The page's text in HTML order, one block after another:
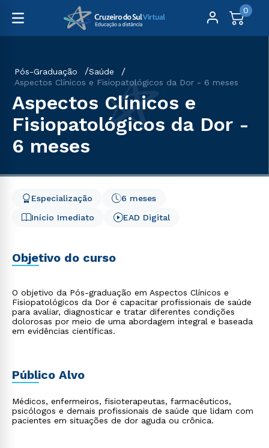
0
Pós-Graduação
Saúde
Aspectos Clínicos e Fisiopatológicos da Dor - 6 meses
Aspectos Clínicos e
Fisiopatológicos da Dor -
6 meses
Início Imediato
6 meses
Especialização
EAD Digital
Objetivo do curso
O objetivo da Pós-graduação em Aspectos Clínicos e
Fisiopatológicos da Dor é capacitar profissionais de saúde
para avaliar, diagnosticar e tratar diferentes condições
dolorosas por meio de uma abordagem integral e baseada
em evidências científicas.
Público Alvo
Médicos, enfermeiros, fisioterapeutas, farmacêuticos,
psicólogos e demais profissionais de saúde que lidam com
pacientes em situações de dor aguda ou crônica.